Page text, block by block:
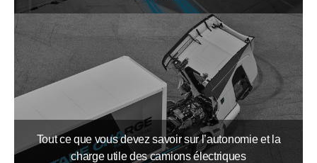
Tout ce que vous devez savoir sur l’autonomie et la
charge utile des camions électriques